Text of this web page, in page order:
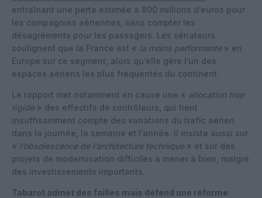
entraînant une perte estimée à 800 millions d’euros pour
les compagnies aériennes, sans compter les
désagréments pour les passagers. Les sénateurs
soulignent que la France est « la moins performante » en
Europe sur ce segment, alors qu’elle gère l’un des
espaces aériens les plus fréquentés du continent.
Le rapport met notamment en cause une « allocation trop
rigide » des effectifs de contrôleurs, qui tient
insuffisamment compte des variations du trafic aérien
dans la journée, la semaine et l’année. Il insiste aussi sur
« l’obsolescence de l’architecture technique » et sur des
projets de modernisation difficiles à mener à bien, malgré
des investissements importants.
Tabarot admet des failles mais défend une réforme